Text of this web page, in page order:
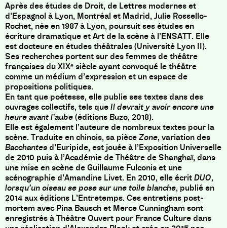
Après des études de Droit, de Lettres modernes et
d’Espagnol à Lyon, Montréal et Madrid, Julie Rossello-
Rochet, née en 1987 à Lyon, poursuit ses études en
écriture dramatique et Art de la scène à l’ENSATT. Elle
est docteure en études théâtrales (Université Lyon II).
Ses recherches portent sur des femmes de théâtre
françaises du XIXᵉ siècle ayant convoqué le théâtre
comme un médium d’expression et un espace de
propositions politiques.
En tant que poétesse, elle publie ses textes dans des
ouvrages collectifs, tels queIl devrait y avoir encore une
heure avant l’aube(éditions Buzo, 2018).
Elle est également l’auteure de nombreux textes pour la
scène. Traduite en chinois, sa pièceZone, variation des
Bacchantes d’Euripide, est jouée à l’Exposition Universelle
de 2010 puis à l’Académie de Théâtre de Shanghaï, dans
une mise en scène de Guillaume Fulconis et une
scénographie d’Amandine Livet. En 2010, elle écritDUO,
lorsqu’un oiseau se pose sur une toile blanche, publié en
2014 aux éditions L’Entretemps. Ces entretiens post-
mortem avec Pina Bausch et Merce Cunningham sont
enregistrés à Théâtre Ouvert pour France Culture dans